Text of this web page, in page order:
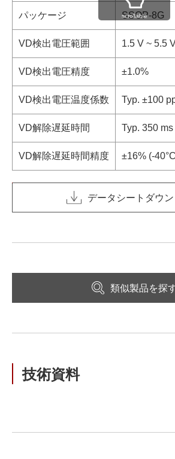
パッケージ SSOP-8G
VD検出電圧範囲 1.5 V ~ 5.5
VD検出電圧精度 ±1.0%
VD検出電圧温度係数 Typ. ±100
VD解除遅延時間 Typ. 350
VD解除遅延時間精度 ±16% (-
scrollable
データシートダウ
類似製品を探
技術資料